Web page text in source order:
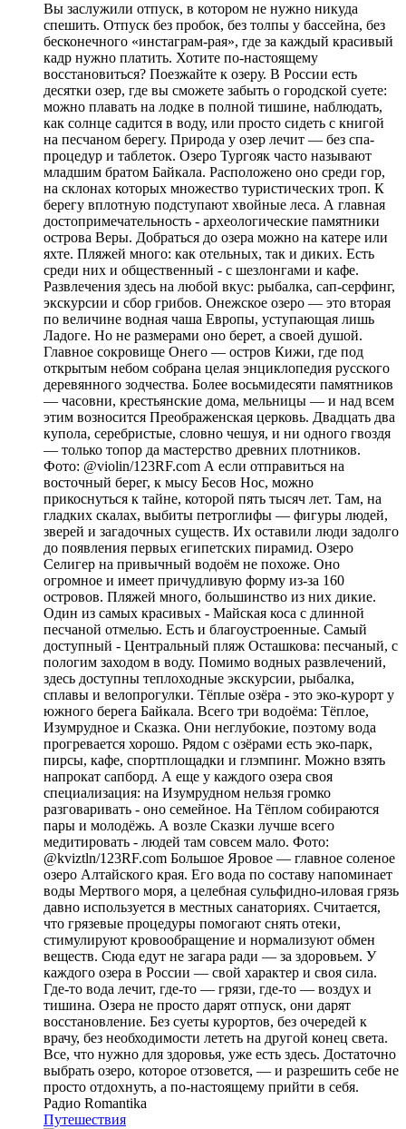
Вы заслужили отпуск, в котором не нужно никуда
спешить. Отпуск без пробок, без толпы у бассейна, без
бесконечного «инстаграм-рая», где за каждый красивый
кадр нужно платить. Хотите по-настоящему
восстановиться? Поезжайте к озеру. В России есть
десятки озер, где вы сможете забыть о городской суете:
можно плавать на лодке в полной тишине, наблюдать,
как солнце садится в воду, или просто сидеть с книгой
на песчаном берегу. Природа у озер лечит — без спа-
процедур и таблеток. Озеро Тургояк часто называют
младшим братом Байкала. Расположено оно среди гор,
на склонах которых множество туристических троп. К
берегу вплотную подступают хвойные леса. А главная
достопримечательность - археологические памятники
острова Веры. Добраться до озера можно на катере или
яхте. Пляжей много: как отельных, так и диких. Есть
среди них и общественный - с шезлонгами и кафе.
Развлечения здесь на любой вкус: рыбалка, сап-серфинг,
экскурсии и сбор грибов. Онежское озеро — это вторая
по величине водная чаша Европы, уступающая лишь
Ладоге. Но не размерами оно берет, а своей душой.
Главное сокровище Онего — остров Кижи, где под
открытым небом собрана целая энциклопедия русского
деревянного зодчества. Более восьмидесяти памятников
— часовни, крестьянские дома, мельницы — и над всем
этим возносится Преображенская церковь. Двадцать два
купола, серебристые, словно чешуя, и ни одного гвоздя
— только топор да мастерство древних плотников.
Фото: @violin/123RF.com А если отправиться на
восточный берег, к мысу Бесов Нос, можно
прикоснуться к тайне, которой пять тысяч лет. Там, на
гладких скалах, выбиты петроглифы — фигуры людей,
зверей и загадочных существ. Их оставили люди задолго
до появления первых египетских пирамид. Озеро
Селигер на привычный водоём не похоже. Оно
огромное и имеет причудливую форму из-за 160
островов. Пляжей много, большинство из них дикие.
Один из самых красивых - Майская коса с длинной
песчаной отмелью. Есть и благоустроенные. Самый
доступный - Центральный пляж Осташкова: песчаный, с
пологим заходом в воду. Помимо водных развлечений,
здесь доступны теплоходные экскурсии, рыбалка,
сплавы и велопрогулки. Тёплые озёра - это эко-курорт у
южного берега Байкала. Всего три водоёма: Тёплое,
Изумрудное и Сказка. Они неглубокие, поэтому вода
прогревается хорошо. Рядом с озёрами есть эко-парк,
пирсы, кафе, спортплощадки и глэмпинг. Можно взять
напрокат сапборд. А еще у каждого озера своя
специализация: на Изумрудном нельзя громко
разговаривать - оно семейное. На Тёплом собираются
пары и молодёжь. А возле Сказки лучше всего
медитировать - людей там совсем мало. Фото:
@kviztln/123RF.com Большое Яровое — главное соленое
озеро Алтайского края. Его вода по составу напоминает
воды Мертвого моря, а целебная сульфидно-иловая грязь
давно используется в местных санаториях. Считается,
что грязевые процедуры помогают снять отеки,
стимулируют кровообращение и нормализуют обмен
веществ. Сюда едут не загара ради — за здоровьем. У
каждого озера в России — свой характер и своя сила.
Где-то вода лечит, где-то — грязи, где-то — воздух и
тишина. Озера не просто дарят отпуск, они дарят
восстановление. Без суеты курортов, без очередей к
врачу, без необходимости лететь на другой конец света.
Все, что нужно для здоровья, уже есть здесь. Достаточно
выбрать озеро, которое отзовется, — и разрешить себе не
просто отдохнуть, а по-настоящему прийти в себя.
Радио Romantika
Путешествия